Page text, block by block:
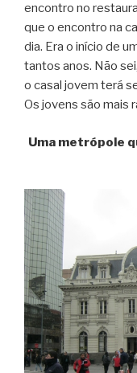
encontro no
que o encontro na
dia. Era o início de
tantos anos. Não
o casal jovem terá
Os jovens são mais
Uma metrópole